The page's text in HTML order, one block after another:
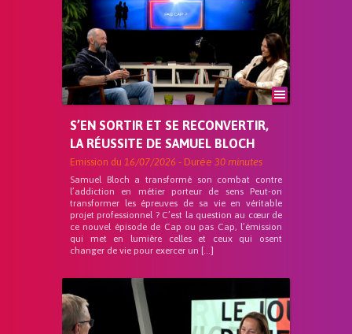
S’EN SORTIR ET SE RECONVERTIR,
LA RÉUSSITE DE SAMUEL BLOCH
Emission du 16/07/2026 - Durée 30 minutes
Samuel Bloch a transformé son combat contre
l’addiction en métier porteur de sens Peut-on
transformer les épreuves de sa vie en véritable
projet professionnel ? C’est la question au cœur de
ce nouvel épisode de Cap ou pas Cap, l’émission
qui met en lumière celles et ceux qui osent
changer de vie pour exercer un […]